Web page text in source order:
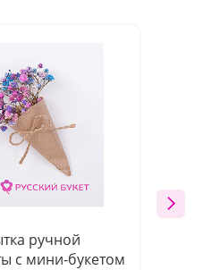
ручной
с мини-букетом